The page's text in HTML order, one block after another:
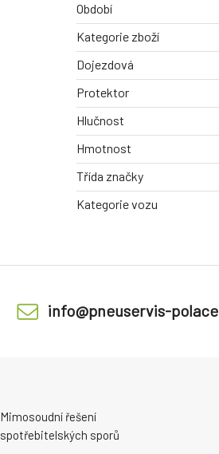
Období
Kategorie zboží
Dojezdová
Protektor
Hlučnost
Hmotnost
Třída značky
Kategorie vozu
info@pneuservis-
Mimosoudní řešení
spotřebitelských sporů